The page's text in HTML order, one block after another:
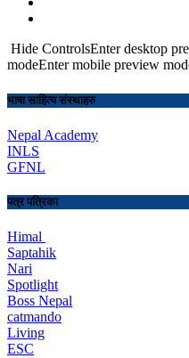
Hide ControlsEnter desktop
modeEnter mobile preview
भाषा साहित्य संस्थाहरु
Nepal Academy
INLS
GFNL
पत्र पत्रिका
Himal
Saptahik
Nari
Spotlight
Boss Nepal
catmando
Living
ESC